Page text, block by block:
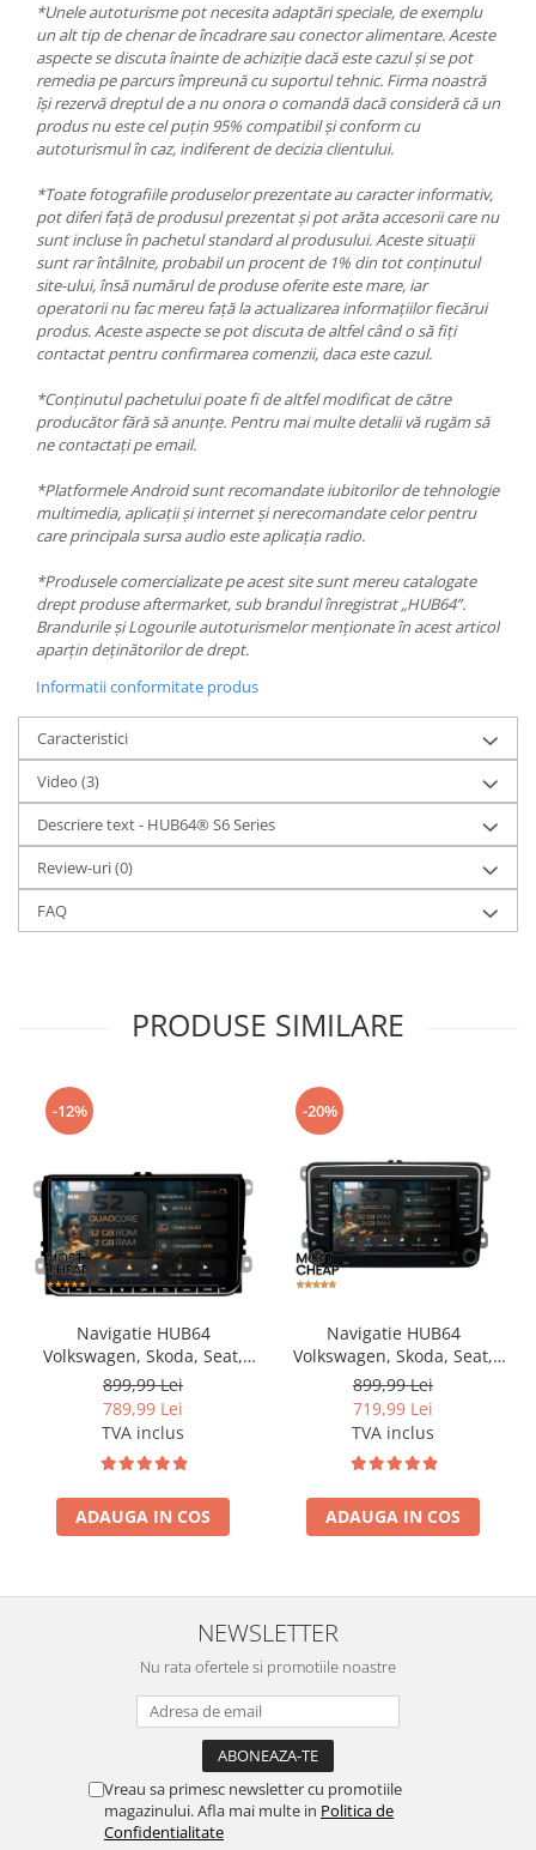
*Unele autoturisme pot necesita adaptări speciale, de exemplu
un alt tip de chenar de încadrare sau conector alimentare. Aceste
aspecte se discuta înainte de achiziție dacă este cazul și se pot
remedia pe parcurs împreună cu suportul tehnic. Firma noastră
își rezervă dreptul de a nu onora o comandă dacă consideră că un
produs nu este cel puțin 95% compatibil și conform cu
autoturismul în caz, indiferent de decizia clientului.
*Toate fotografiile produselor prezentate au caracter informativ,
pot diferi față de produsul prezentat și pot arăta accesorii care nu
sunt incluse în pachetul standard al produsului. Aceste situații
sunt rar întâlnite, probabil un procent de 1% din tot conținutul
site-ului, însă numărul de produse oferite este mare, iar
operatorii nu fac mereu față la actualizarea informațiilor fiecărui
produs. Aceste aspecte se pot discuta de altfel când o să fiți
contactat pentru confirmarea comenzii, daca este cazul.
*Conținutul pachetului poate fi de altfel modificat de către
producător fără să anunțe. Pentru mai multe detalii vă rugăm să
ne contactați pe email.
*Platformele Android sunt recomandate iubitorilor de tehnologie
multimedia, aplicații și internet și nerecomandate celor pentru
care principala sursa audio este aplicația radio.
*Produsele comercializate pe acest site sunt mereu catalogate
drept produse aftermarket, sub brandul înregistrat „HUB64”.
Brandurile și Logourile autoturismelor menționate în acest articol
aparțin deținătorilor de drept.
Informatii conformitate produs
Caracteristici
Video (3)
Descriere text - HUB64® S6 Series
Review-uri(0)
FAQ
PRODUSE SIMILARE
-12%
Navigatie HUB64
Volkswagen, Skoda, Seat,
2GB RAM, Android, GPS, Wi-
FI, Carplay, Android Auto,
USB, Bluetooth, Radio,
Waze, Touchscreen, 9 inch
899,99 Lei
789,99 Lei
TVA inclus
ADAUGA IN COS
-20%
Navigatie HUB64
Volkswagen, Skoda, Seat,
2GB RAM, Android, GPS, Wi-
FI, Carplay, Android Auto,
USB, Bluetooth, Radio,
Waze, Touchscreen, 7 inch
899,99 Lei
719,99 Lei
TVA inclus
ADAUGA IN COS
NEWSLETTER
Nu rata ofertele si promotiile noastre
Vreau sa primesc newsletter cu promotiile
magazinului. Afla mai multe in Politica de
Confidentialitate